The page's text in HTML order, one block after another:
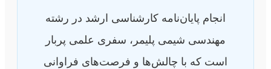
انجام پایان‌نامه کارشناسی ارشد در رشته
مهندسی شیمی پلیمر، سفری علمی پربار
است که با چالش‌ها و فرصت‌های فراوانی